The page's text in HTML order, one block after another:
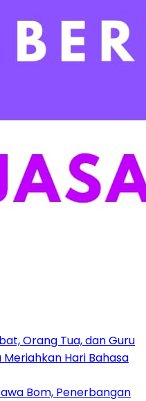
Orang Tua, dan Guru
Hari Bahasa
Bom, Penerbangan